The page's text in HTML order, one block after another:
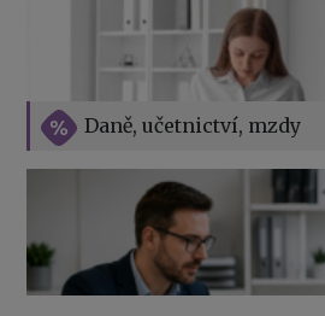
Daně, učetnictví, mzdy
Vše o překážkách v práci na straně